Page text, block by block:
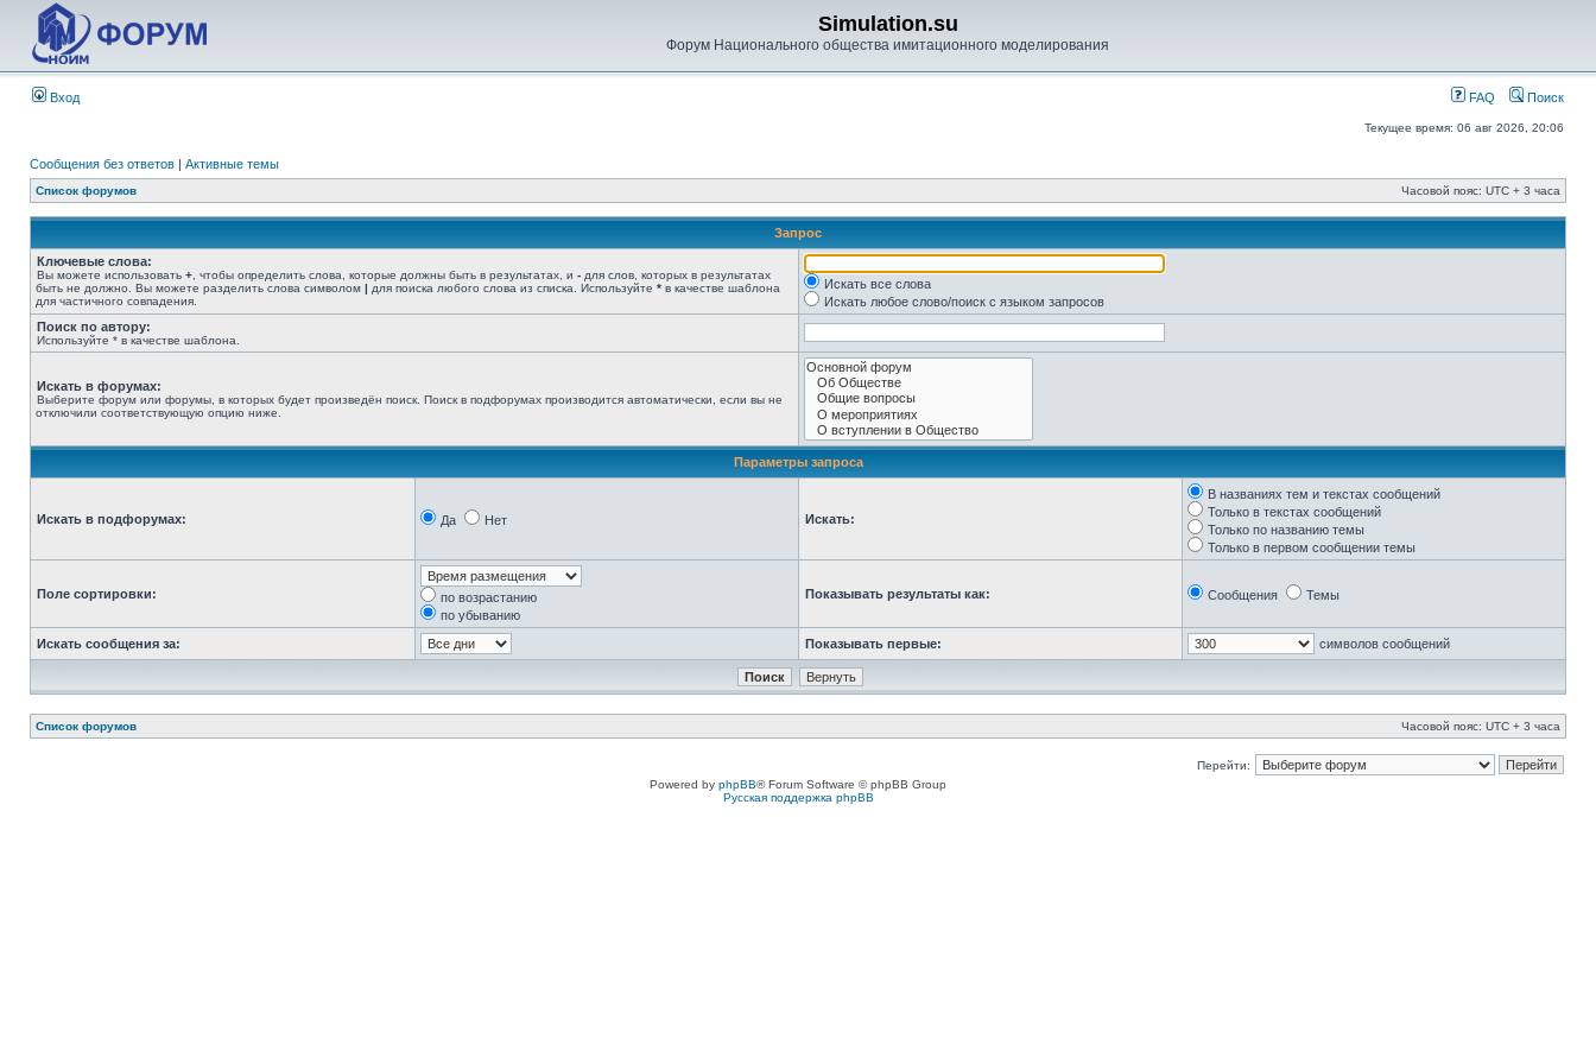
Simulation.su
Форум Национального общества имитационного моделирования
Вход FAQ Поиск
Текущее время: 06 авг 2026, 20:06
Сообщения без ответов | Активные темы
Список форумов Часовой пояс: UTC + 3 часа
Запрос
Ключевые слова:
Вы можете использовать + , чтобы определить слова, которые должны быть в результатах, и - для слов, которых в результатах
быть не должно. Вы можете разделить слова символом | для поиска любого слова из списка. Используйте * в качестве шаблона
для частичного совпадения.
Искать все слова
Искать любое слово/поиск с языком запросов
Поиск по автору:
Используйте * в качестве шаблона.
Искать в форумах:
Выберите форум или форумы, в которых будет произведён поиск. Поиск в подфорумах производится автоматически, если вы не
отключили соответствующую опцию ниже.
Параметры запроса
Искать в подфорумах: Да Нет Искать:
В названиях тем и текстах сообщений
Только в текстах сообщений
Только по названию темы
Только в первом сообщении темы
Поле сортировки:
по возрастанию
по убыванию
Показывать результаты как: Сообщения Темы
Искать сообщения за: Показывать первые: символов сообщений
Список форумов Часовой пояс: UTC + 3 часа
Перейти:
Powered by phpBB® Forum Software © phpBB Group
Русская поддержка phpBB